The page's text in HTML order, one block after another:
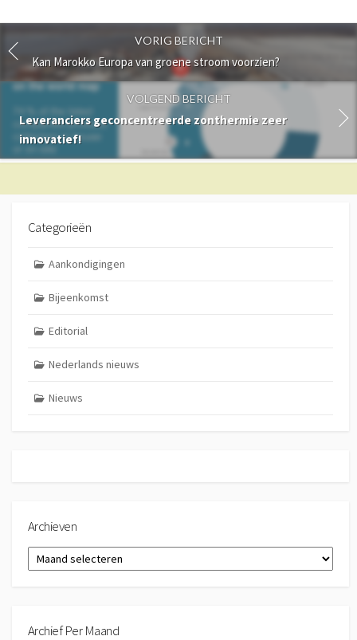
VORIG BERICHT
Kan Marokko Europa van groene stroom voorzien?
VOLGEND BERICHT
Leveranciers geconcentreerde zonthermie zeer
innovatief!
Categorieën
Aankondigingen
Bijeenkomst
Editorial
Nederlands nieuws
Nieuws
Archieven
Archieven
Archief Per Maand